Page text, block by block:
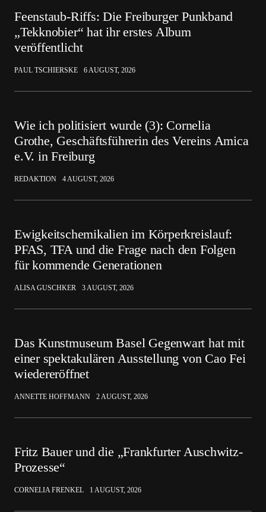
Feenstaub-Riffs: Die Freiburger Punkband
„Tekknobier“ hat ihr erstes Album
veröffentlicht
PAUL TSCHIERSKE 6 AUGUST, 2026
Wie ich politisiert wurde (3): Cornelia
Grothe, Geschäftsführerin des Vereins Amica
e.V. in Freiburg
REDAKTION 4 AUGUST, 2026
Ewigkeitschemikalien im Körperkreislauf:
PFAS, TFA und die Frage nach den Folgen
für kommende Generationen
ALISA GUSCHKER 3 AUGUST, 2026
Das Kunstmuseum Basel Gegenwart hat mit
einer spektakulären Ausstellung von Cao Fei
wiedereröffnet
ANNETTE HOFFMANN 2 AUGUST, 2026
Fritz Bauer und die „Frankfurter Auschwitz-
Prozesse“
CORNELIA FRENKEL 1 AUGUST, 2026